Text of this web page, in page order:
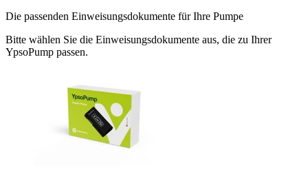
Die passenden Einweisungsdokumente für Ihre Pumpe
Bitte wählen Sie die Einweisungsdokumente aus, die zu Ihrer
YpsoPump passen.